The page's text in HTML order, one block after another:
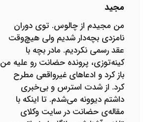
مجید
من مجید‌م از چالوس. توی دوران
نامزدی بچه‌دار شدیم ولی هیچ‌وقت
عقد رسمی نکردیم. مادر بچه با
کینه‌توزی، پرونده حضانت رو علیه من
باز کرد و ادعاهای غیرواقعی مطرح
کرد. از شدت استرس و بی‌خبری
داشتم دیوونه می‌شدم. تا اینکه با
مقاله‌ی حضانت در سایت وکلای